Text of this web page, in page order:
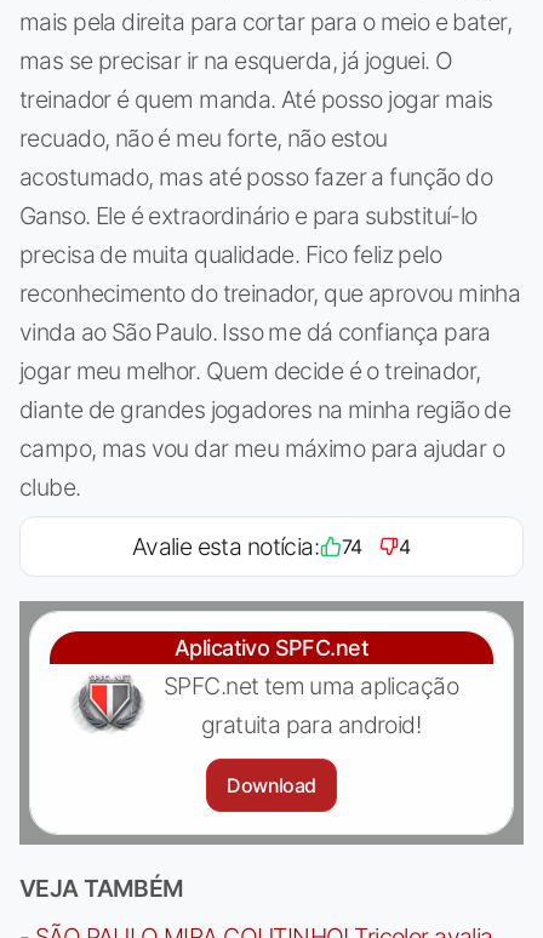
mais pela direita para cortar para o meio e bater,
mas se precisar ir na esquerda, já joguei. O
treinador é quem manda. Até posso jogar mais
recuado, não é meu forte, não estou
acostumado, mas até posso fazer a função do
Ganso. Ele é extraordinário e para substituí-lo
precisa de muita qualidade. Fico feliz pelo
reconhecimento do treinador, que aprovou minha
vinda ao São Paulo. Isso me dá confiança para
jogar meu melhor. Quem decide é o treinador,
diante de grandes jogadores na minha região de
campo, mas vou dar meu máximo para ajudar o
clube.
Avalie esta notícia: 74 4
Aplicativo SPFC.net
SPFC.net tem uma aplicação
gratuita para android!
Download
VEJA TAMBÉM